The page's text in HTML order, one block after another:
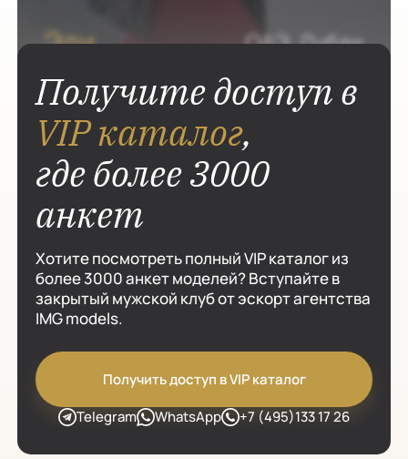
Получите доступ в
VIP каталог,
где более 3000
анкет
Хотите посмотреть полный VIP каталог из
более 3000 анкет моделей? Вступайте в
закрытый мужской клуб от эскорт агентства
IMG models.
Получить доступ в VIP каталог
Telegram
WhatsApp +7 (495)133 17 26